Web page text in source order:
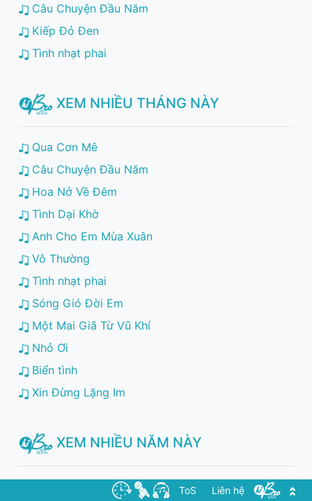
Câu Chuyện Đầu Năm
Kiếp Đỏ Đen
Tình nhạt phai
XEM NHIỀU THÁNG NÀY
Qua Cơn Mê
Câu Chuyện Đầu Năm
Hoa Nở Về Đêm
Tình Dại Khờ
Anh Cho Em Mùa Xuân
Vô Thường
Tình nhạt phai
Sóng Gió Đời Em
Một Mai Giã Từ Vũ Khí
Nhỏ Ơi
Biển tình
Xin Đừng Lặng Im
XEM NHIỀU NĂM NÀY
Cuộc Đời Vẫn Đẹp Sao ToS Liên hệ